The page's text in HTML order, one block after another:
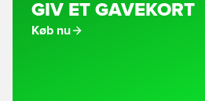
GIV ET GAVEKORT
Køb nu